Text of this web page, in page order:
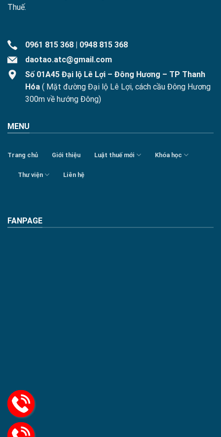
Thuế.
0961 815 368 | 0948 815 368
daotao.atc@gmail.com
Số 01A45 Đại lộ Lê Lợi – Đông Hương – TP Thanh
Hóa ( Mặt đường Đại lộ Lê Lợi, cách cầu Đông Hương
300m về hướng Đông)
MENU
Trang chủ Giới thiệu Luật thuế mới Khóa học
Thư viện Liên hệ
FANPAGE